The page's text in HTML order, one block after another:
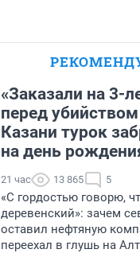
«Заказали на 3-
перед
Казани турок
на день
21 час 13 865 5
«С гордостью говорю,
деревенский»: зачем
оставил нефтяную
переехал в глушь на